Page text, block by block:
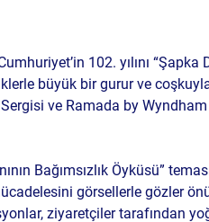
102. yılını “Şapka
büyük bir gurur ve
ve Ramada by
Bağımsızlık Öyküsü”
görsellerle gözler
ziyaretçiler tarafından